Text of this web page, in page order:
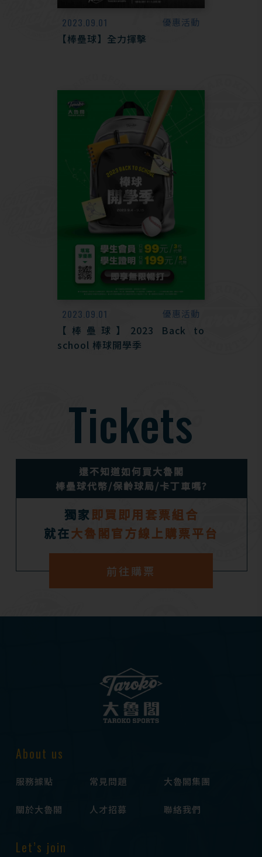
2023.09.01 優惠活動
【棒壘球】全力揮擊
2023.09.01 優惠活動
【棒壘球】2023 Back to
school 棒球開學季
Tickets
還不知道如何買大魯閣
棒壘球代幣/保齡球局/卡丁車嗎?
獨家 即買即用套票組合
就在大魯閣官方線上購票平台
前往購票
About us
服務據點 常見問題 大魯閣集團
關於大魯閣 人才招募 聯絡我們
Let’s join